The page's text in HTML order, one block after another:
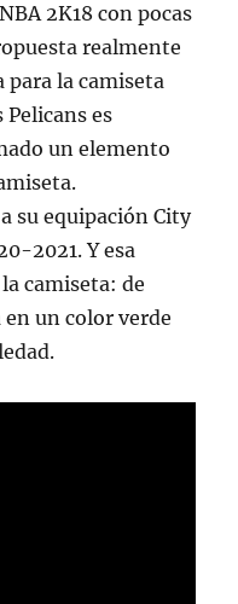
2K18 con pocas
realmente
para la camiseta
es
un elemento
su equipación City
2021. Y esa
camiseta: de
un color verde